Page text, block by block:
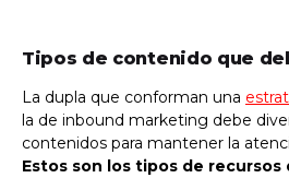
Tipos de contenido que
La dupla que conforman una
la de inbound marketing debe
contenidos para mantener la
Estos son los tipos de recursos